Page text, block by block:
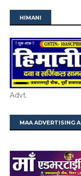
HIMANI
Advt.
MAA ADVERTISING